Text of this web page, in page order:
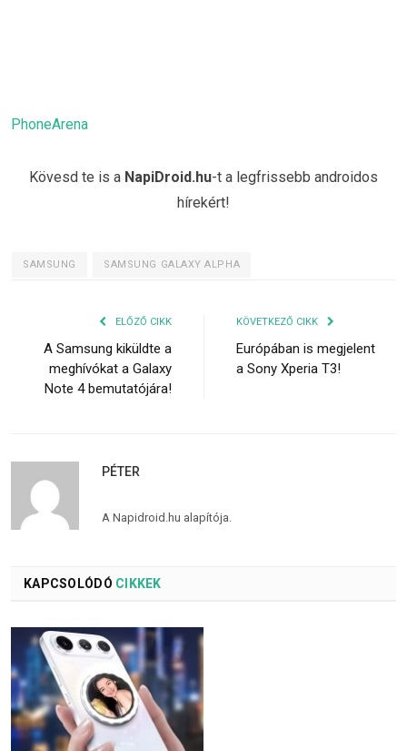
PhoneArena
Kövesd te is a NapiDroid.hu-t a legfrissebb androidos
hírekért!
SAMSUNG SAMSUNG GALAXY ALPHA
ELŐZŐ CIKK
A Samsung kiküldte a
meghívókat a Galaxy
Note 4 bemutatójára!
KÖVETKEZŐ CIKK
Európában is megjelent
a Sony Xperia T3!
PÉTER
A Napidroid.hu alapítója.
KAPCSOLÓDÓ CIKKEK